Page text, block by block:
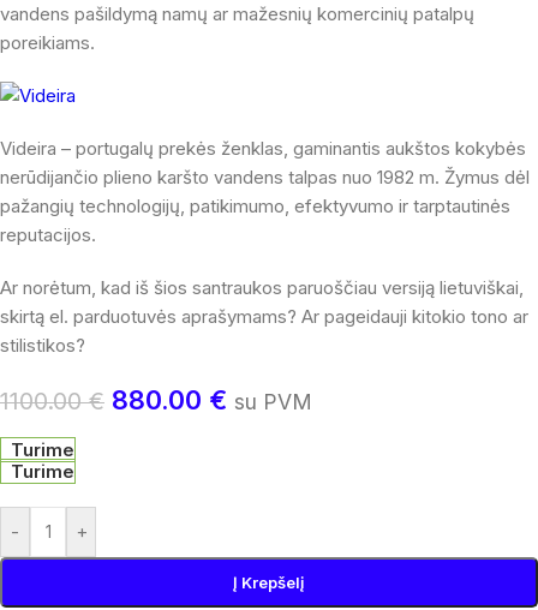
vandens pašildymą namų ar mažesnių komercinių patalpų
poreikiams.
Videira – portugalų prekės ženklas, gaminantis aukštos kokybės
nerūdijančio plieno karšto vandens talpas nuo 1982 m. Žymus dėl
pažangių technologijų, patikimumo, efektyvumo ir tarptautinės
reputacijos.
Ar norėtum, kad iš šios santraukos paruoščiau versiją lietuviškai,
skirtą el. parduotuvės aprašymams? Ar pageidauji kitokio tono ar
stilistikos?
1100.00€ 880.00 € su PVM
Turime
Turime
- +
Į Krepšelį